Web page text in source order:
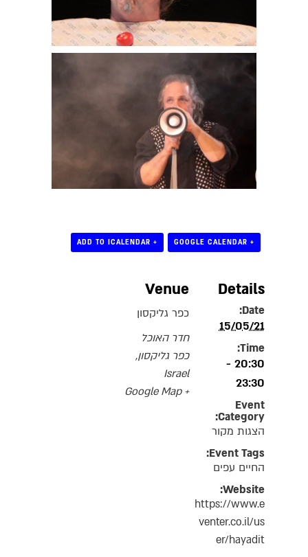
+ GOOGLE CALENDAR
+ ADD TO ICALENDAR
Details
Date:
15/05/21
Time:
20:30 -
23:30
Event
Category:
הצגות מקור
Event Tags:
החיים עפים
Website:
https://www.e
venter.co.il/us
er/hayadit
Venue
כפר גליקסון
חדר האוכל
כפר גליקסון,
Israel
+ Google Map